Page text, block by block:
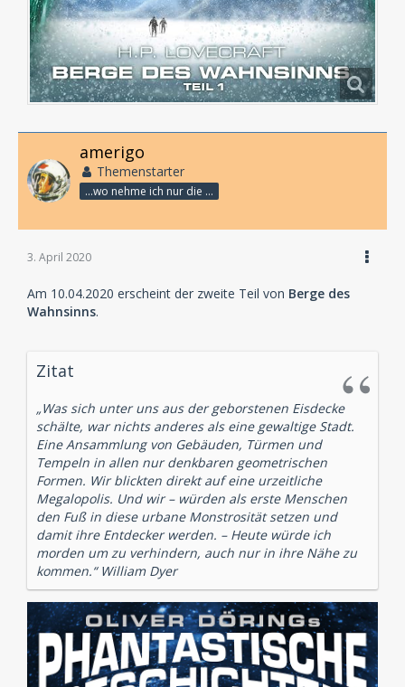
amerigo
Themenstarter
...wo nehme ich nur die Zeit her, so vieles nicht zu hören?
3. April 2020
Am 10.04.2020 erscheint der zweite Teil von Berge des
Wahnsinns.
Zitat
„Was sich unter uns aus der geborstenen Eisdecke
schälte, war nichts anderes als eine gewaltige Stadt.
Eine Ansammlung von Gebäuden, Türmen und
Tempeln in allen nur denkbaren geometrischen
Formen. Wir blickten direkt auf eine urzeitliche
Megalopolis. Und wir – würden als erste Menschen
den Fuß in diese urbane Monstrosität setzen und
damit ihre Entdecker werden. – Heute würde ich
morden um zu verhindern, auch nur in ihre Nähe zu
kommen.“ William Dyer